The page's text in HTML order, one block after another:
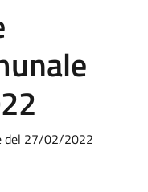
del 27/02/2022